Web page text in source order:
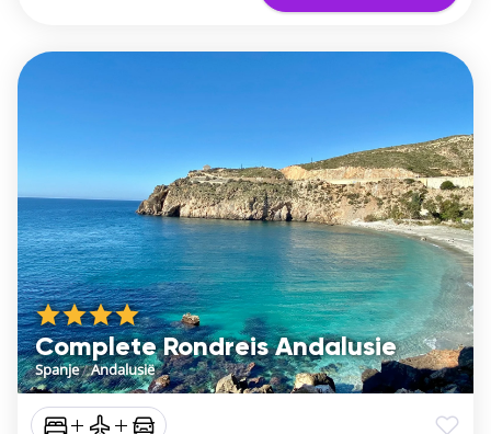
Complete Rondreis Andalusie
Spanje/Andalusië